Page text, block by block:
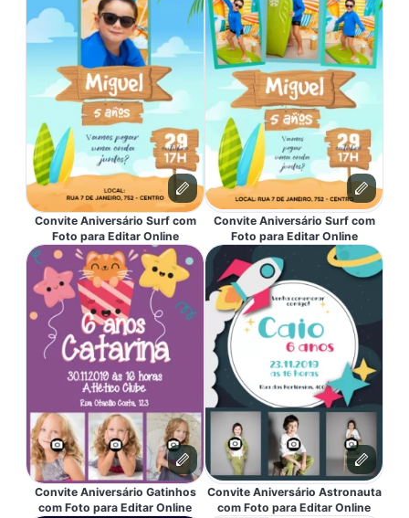
Convite Aniversário Surf com
Foto para Editar Online
Convite Aniversário Gatinhos
com Foto para Editar Online
Convite Aniversário Surf com
Foto para Editar Online
Convite Aniversário Astronauta
com Foto para Editar Online